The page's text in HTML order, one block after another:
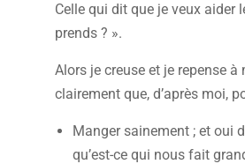
Celle qui dit que je veux aider
prends ? ».
Alors je creuse et je repense
clairement que, d’après moi,
Manger sainement ; et oui
qu’est-ce qui nous fait